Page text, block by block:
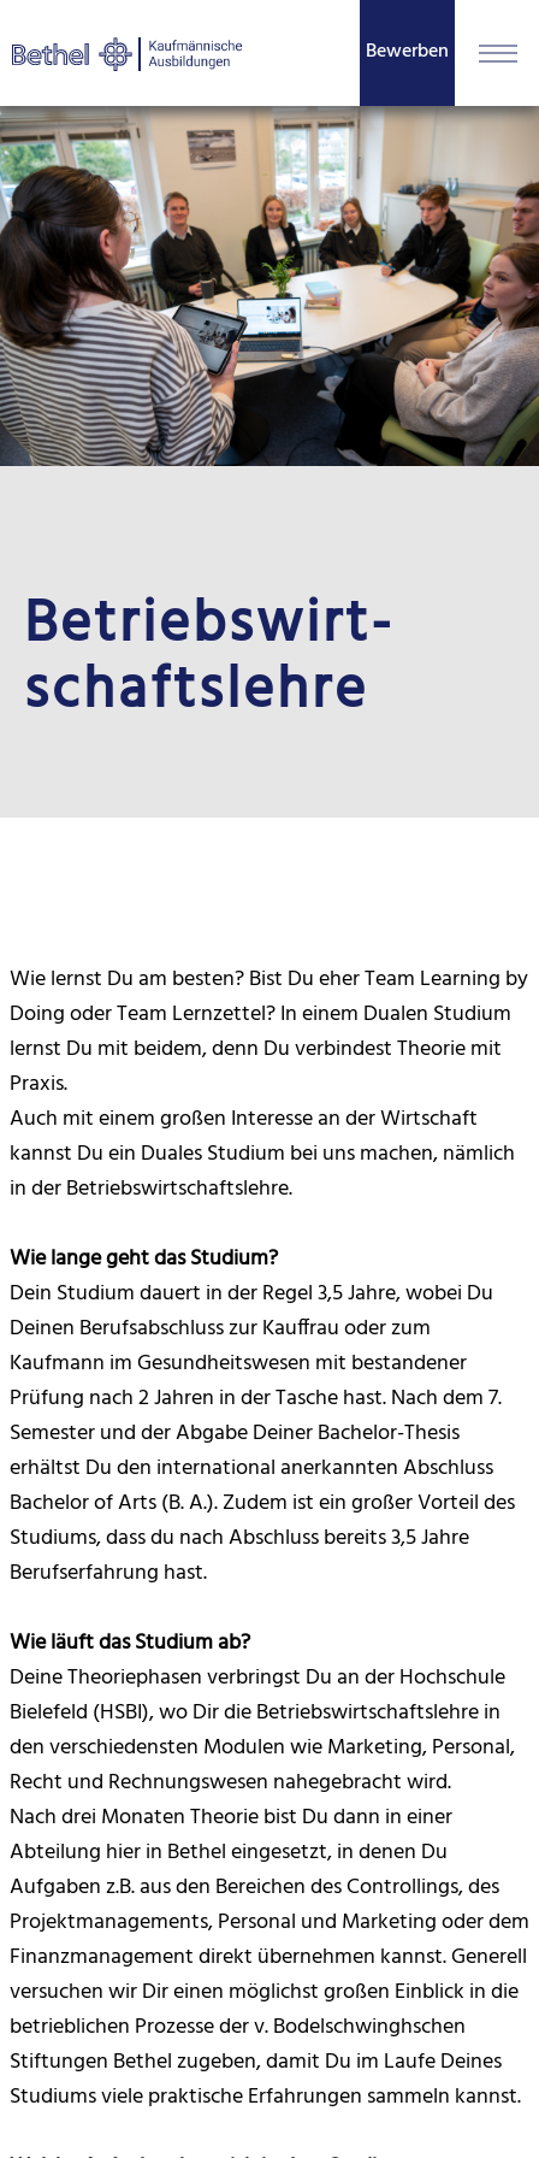
Bewerben
Betriebs­wirt­
schafts­lehre
Wie lernst Du am besten? Bist Du eher Team Learning by
Doing oder Team Lernzettel? In einem Dualen Studium
lernst Du mit beidem, denn Du verbindest Theorie mit
Praxis.
Auch mit einem großen Interesse an der Wirtschaft
kannst Du ein Duales Studium bei uns machen, nämlich
in der Betriebswirtschaftslehre.
Wie lange geht das Studium?
Dein Studium dauert in der Regel 3,5 Jahre, wobei Du
Deinen Berufsabschluss zur Kauffrau oder zum
Kaufmann im Gesundheitswesen mit bestandener
Prüfung nach 2 Jahren in der Tasche hast. Nach dem 7.
Semester und der Abgabe Deiner Bachelor-Thesis
erhältst Du den international anerkannten Abschluss
Bachelor of Arts (B. A.). Zudem ist ein großer Vorteil des
Studiums, dass du nach Abschluss bereits 3,5 Jahre
Berufserfahrung hast.
Wie läuft das Studium ab?
Deine Theoriephasen verbringst Du an der Hochschule
Bielefeld (HSBI), wo Dir die Betriebswirtschaftslehre in
den verschiedensten Modulen wie Marketing, Personal,
Recht und Rechnungswesen nahegebracht wird.
Nach drei Monaten Theorie bist Du dann in einer
Abteilung hier in Bethel eingesetzt, in denen Du
Aufgaben z.B. aus den Bereichen des Controllings, des
Projektmanagements, Personal und Marketing oder dem
Finanzmanagement direkt übernehmen kannst. Generell
versuchen wir Dir einen möglichst großen Einblick in die
betrieblichen Prozesse der v. Bodelschwinghschen
Stiftungen Bethel zugeben, damit Du im Laufe Deines
Studiums viele praktische Erfahrungen sammeln kannst.